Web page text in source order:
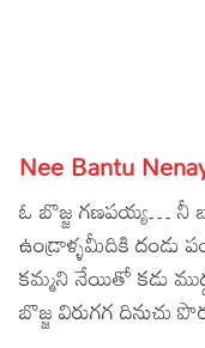
Articles
Facts
Devotional
Nee Bantu
ఓ బొజ్జ గణపయ్య… నీ
ఉండ్రాళ్ళమీదికి దండు
కమ్మని నేయితో కడు
బొజ్జ విరుగగ దినుచు